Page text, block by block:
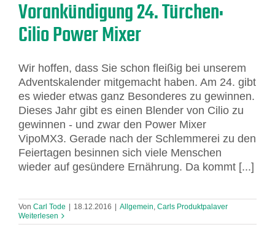
Vorankündigung 24. Türchen:
Cilio Power Mixer
Wir hoffen, dass Sie schon fleißig bei unserem
Adventskalender mitgemacht haben. Am 24. gibt
es wieder etwas ganz Besonderes zu gewinnen.
Dieses Jahr gibt es einen Blender von Cilio zu
gewinnen - und zwar den Power Mixer
VipoMX3. Gerade nach der Schlemmerei zu den
Feiertagen besinnen sich viele Menschen
wieder auf gesündere Ernährung. Da kommt [...]
Von Carl Tode 18.12.2016 Allgemein, Carls Produktpalaver
Weiterlesen